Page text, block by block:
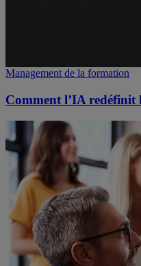
Management de la formation
Comment l’IA